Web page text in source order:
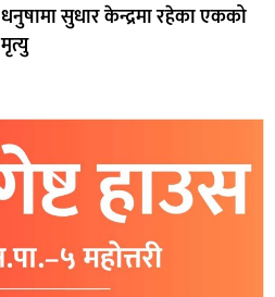
धनुषामा सुधार केन्द्रमा रहेका एकको
मृत्यु